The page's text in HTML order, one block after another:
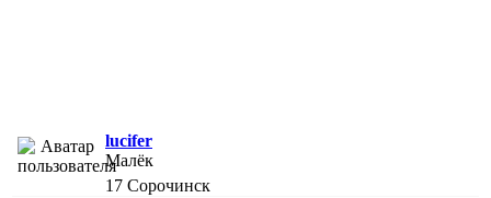
lucifer
Малёк
17 Сорочинск